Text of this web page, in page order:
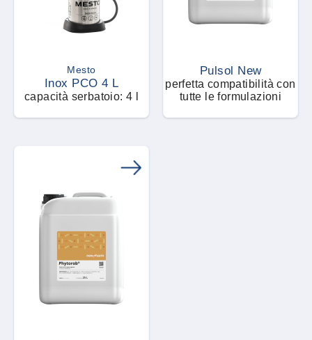
Mesto
Inox PCO 4 L
capacità serbatoio: 4 l
Pulsol New
perfetta compatibilità con
tutte le formulazioni